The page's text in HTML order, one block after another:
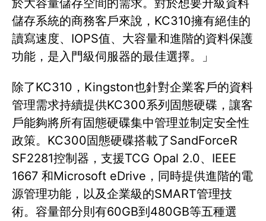
儲存系統的商務客戶來說，KC310擁有絕佳的
讀寫速度、IOPS值、大容量和進階的資料保護
功能，是入門級伺服器的最佳選擇。」
除了KC310，Kingston也針對企業客戶的資料
管理需求持續提供KC300系列固態硬碟，讓客
戶能夠將所有固態硬碟集中管理並制定安全性
政策。KC300固態硬碟搭載了SandForceR
SF2281控制器，支援TCG Opal 2.0、IEEE
1667 和Microsoft eDrive，同時提供進階的電
源管理功能，以及企業級的SMART管理技
術。容量部分則有60GB到480GB等五種選